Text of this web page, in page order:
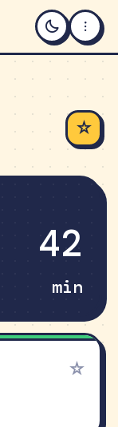
☆
42
min
☆